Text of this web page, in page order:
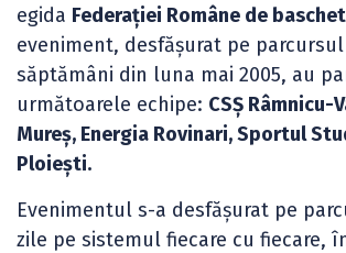
egida Federației Române de baschet
eveniment, desfășurat pe
săptămâni din luna mai 2005, au
următoarele echipe: CSȘ Râmnicu-
Mureș, Energia Rovinari, Sportul
Ploiești.
Evenimentul s-a desfășurat pe
zile pe sistemul fiecare cu fiecare,